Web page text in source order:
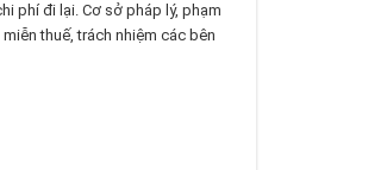
phí đi lại. Cơ sở pháp lý, phạm
thuế, trách nhiệm các bên